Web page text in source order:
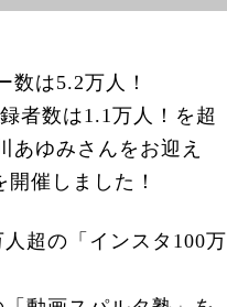
数は5.2万人！
者数は1.1万人！を超
あゆみさんをお迎え
開催しました！
超の「インスタ100万